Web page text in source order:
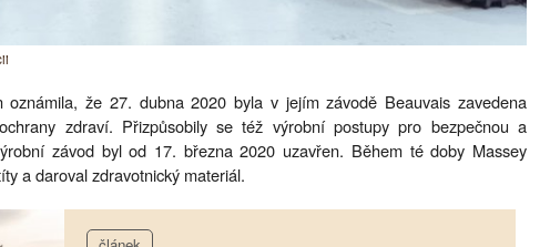
oznámila, že 27. dubna 2020 byla v jejím závodě Beauvais zavedena
zdraví. Přizpůsobily se též výrobní postupy pro bezpečnou a
závod byl od 17. března 2020 uzavřen. Během té doby Massey
a daroval zdravotnický materiál.